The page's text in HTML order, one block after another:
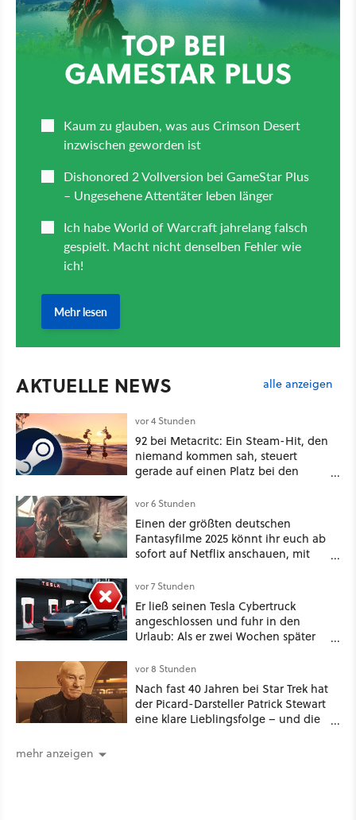
AKTUELLE NEWS alle anzeigen
vor 4 Stunden
92 bei Metacritc: Ein Steam-Hit, den
niemand kommen sah, steuert
gerade auf einen Platz bei den
vor 6 Stunden
Einen der größten deutschen
Fantasyfilme 2025 könnt ihr euch ab
sofort auf Netflix anschauen, mit
vor 7 Stunden
Er ließ seinen Tesla Cybertruck
angeschlossen und fuhr in den
Urlaub: Als er zwei Wochen später
mehr an [Best of GameStar]
vor 8 Stunden
Nach fast 40 Jahren bei Star Trek hat
der Picard-Darsteller Patrick Stewart
eine klare Lieblingsfolge – und die
mehr anzeigen